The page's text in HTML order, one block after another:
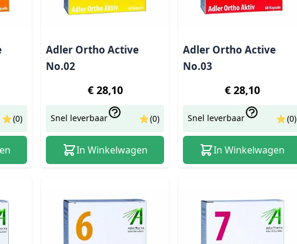
(0)
Adler Ortho Active
No.02
€ 28,10
Snel leverbaar (0)
In Winkelwagen
Adler Ortho Active
No.03
€ 28,10
Snel leverbaar (0)
In Winkelwagen